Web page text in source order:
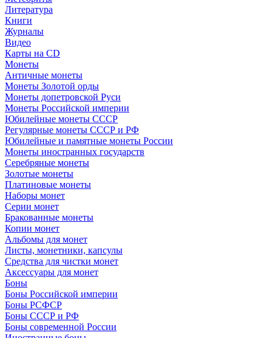
Литература
Книги
Журналы
Видео
Карты на CD
Монеты
Античные монеты
Монеты Золотой орды
Монеты допетровской Руси
Монеты Российской империи
Юбилейные монеты СССР
Регулярные монеты СССР и РФ
Юбилейные и памятные монеты России
Монеты иностранных государств
Серебряные монеты
Золотые монеты
Платиновые монеты
Наборы монет
Серии монет
Бракованные монеты
Копии монет
Альбомы для монет
Листы, монетники, капсулы
Средства для чистки монет
Аксессуары для монет
Боны
Боны Российской империи
Боны РСФСР
Боны СССР и РФ
Боны современной России